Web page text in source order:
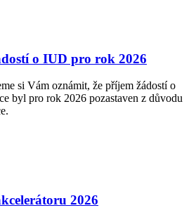
o IUD pro rok 2026
si Vám oznámit, že příjem žádostí o
byl pro rok 2026 pozastaven z důvodu
2026